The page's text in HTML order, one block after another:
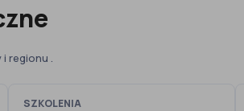
regionu .
SZKOLENIA